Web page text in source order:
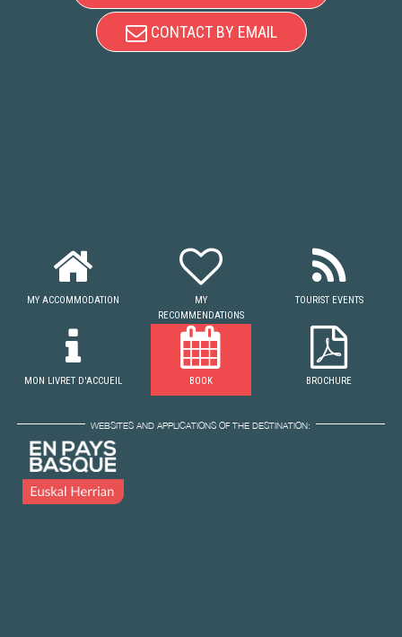
CONTACT BY EMAIL
MY ACCOMMODATION
MY
RECOMMENDATIONS
TOURIST EVENTS
MON LIVRET D'ACCUEIL BOOK BROCHURE
WEBSITES AND APPLICATIONS OF THE DESTINATION: